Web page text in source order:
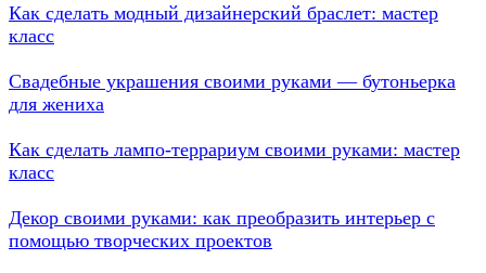
Как сделать модный дизайнерский браслет: мастер
класс
Свадебные украшения своими руками — бутоньерка
для жениха
Как сделать лампо-террариум своими руками: мастер
класс
Декор своими руками: как преобразить интерьер с
помощью творческих проектов